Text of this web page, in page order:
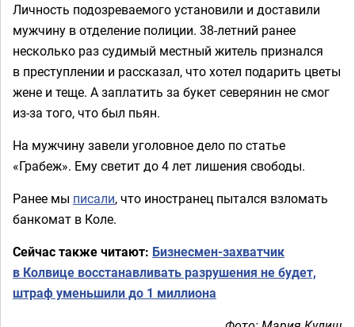
Личность подозреваемого установили и доставили
мужчину в отделение полиции. 38-летний ранее
несколько раз судимый местный житель признался
в преступлении и рассказал, что хотел подарить цветы
жене и теще. А заплатить за букет северянин не смог
из-за того, что был пьян.
На мужчину завели уголовное дело по статье
«Грабеж». Ему светит до 4 лет лишения свободы.
Ранее мы писали, что иностранец пытался взломать
банкомат в Коле.
Сейчас также читают: Бизнесмен-захватчик
в Колвице восстанавливать разрушения не будет,
штраф уменьшили до 1 миллиона